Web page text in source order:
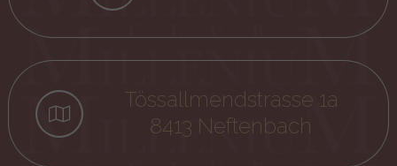
Tössallmendstrasse 1a
8413 Neftenbach